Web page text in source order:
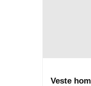
Veste